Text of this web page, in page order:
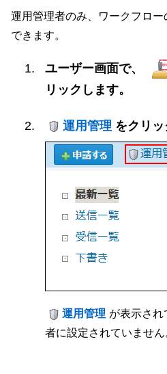
運用管理者のみ、ワークフロ
できます。
ユーザー画面で、
リックします。
運用管理 をクリッ
運用管理 が表示され
者に設定されていません